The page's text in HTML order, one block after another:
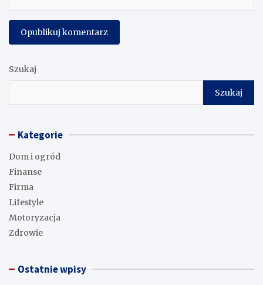
Szukaj
Szukaj
Kategorie
Dom i ogród
Finanse
Firma
Lifestyle
Motoryzacja
Zdrowie
Ostatnie wpisy